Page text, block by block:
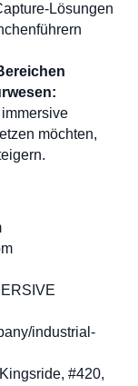
Lösungen
möchten,
industrial-
#420,